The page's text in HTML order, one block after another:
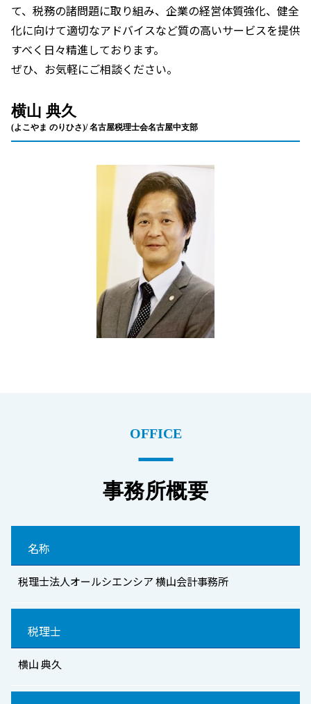
て、税務の諸問題に取り組み、企業の経営体質強化、健全
化に向けて適切なアドバイスなど質の高いサービスを提供
すべく日々精進しております。
ぜひ、お気軽にご相談ください。
横山 典久
(よこやま のりひさ)/ 名古屋税理士会名古屋中支部
OFFICE
事務所概要
名称
税理士法人オールシエンシア 横山会計事務所
税理士
横山 典久